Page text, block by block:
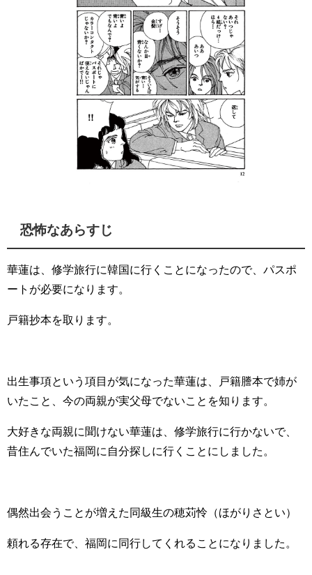
恐怖なあらすじ
華蓮は、修学旅行に韓国に行くことになったので、パスポ
ートが必要になります。
戸籍抄本を取ります。
出生事項という項目が気になった華蓮は、戸籍謄本で姉が
いたこと、今の両親が実父母でないことを知ります。
大好きな両親に聞けない華蓮は、修学旅行に行かないで、
昔住んでいた福岡に自分探しに行くことにしました。
偶然出会うことが増えた同級生の穂苅怜（ほがりさとい）
頼れる存在で、福岡に同行してくれることになりました。